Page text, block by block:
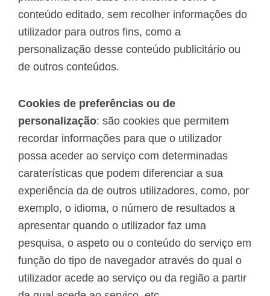
conteúdo editado, sem recolher informações do
utilizador para outros fins, como a
personalização desse conteúdo publicitário ou
de outros conteúdos.
Cookies de preferências ou de
personalização: são cookies que permitem
recordar informações para que o utilizador
possa aceder ao serviço com determinadas
caraterísticas que podem diferenciar a sua
experiência da de outros utilizadores, como, por
exemplo, o idioma, o número de resultados a
apresentar quando o utilizador faz uma
pesquisa, o aspeto ou o conteúdo do serviço em
função do tipo de navegador através do qual o
utilizador acede ao serviço ou da região a partir